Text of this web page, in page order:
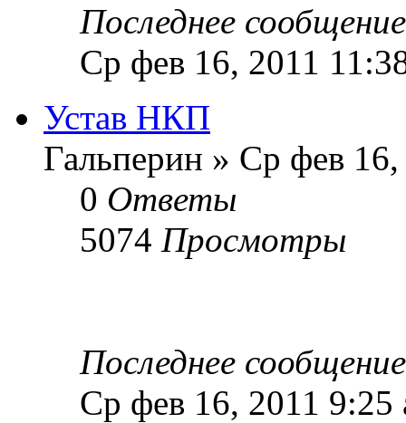
Последнее
Ср фев 16, 2011
Устав НКП
Гальперин » Ср фев
0 Ответы
5074 Просмотры
Последнее
Ср фев 16, 2011 9:25